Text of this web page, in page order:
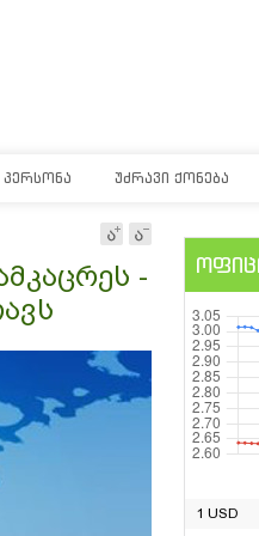
ᲞᲔᲠᲡᲝᲜᲐ ᲣᲫᲠᲐᲕᲘ ᲥᲝᲜᲔᲑᲐ
-
1 USD